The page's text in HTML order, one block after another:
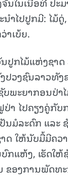
ຳໄປປູກມີ: ໄມ້ດູ່
າເບ້ຍ.
ນປູກໄມ້ແຫ່ງຊາ
ປວງຊົນລາວທັງ
ພະຍາກອນປ່າ
າ ໄປຄຽງຄູ່ກັ
ນມໍລະດົກ ແລະ
ດ ໃຫ້ນັບມື້ມີຄວ
ກແຫ້ງ, ເຮັດໃຫ້
ຂອງການພັດທ